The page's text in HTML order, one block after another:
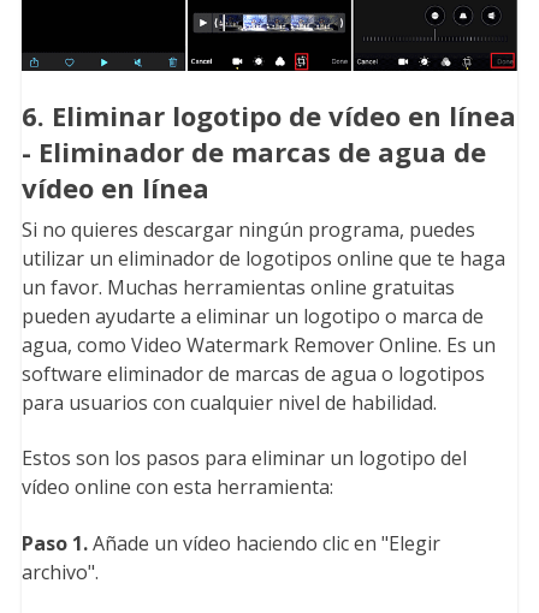
6. Eliminar logotipo de vídeo en línea
- Eliminador de marcas de agua de
vídeo en línea
Si no quieres descargar ningún programa, puedes
utilizar un eliminador de logotipos online que te haga
un favor. Muchas herramientas online gratuitas
pueden ayudarte a eliminar un logotipo o marca de
agua, como Video Watermark Remover Online. Es un
software eliminador de marcas de agua o logotipos
para usuarios con cualquier nivel de habilidad.
Estos son los pasos para eliminar un logotipo del
vídeo online con esta herramienta:
Paso 1.Añade un vídeo haciendo clic en "Elegir
archivo".